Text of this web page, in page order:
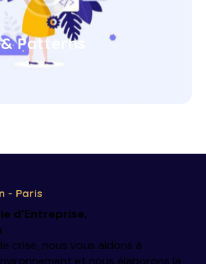
Patterns
- Paris
d’Entreprise,
crise, nous vous aidons à
et nous élaborons la